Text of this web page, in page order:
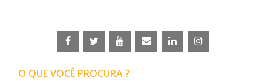
O QUE VOCÊ PROCURA ?